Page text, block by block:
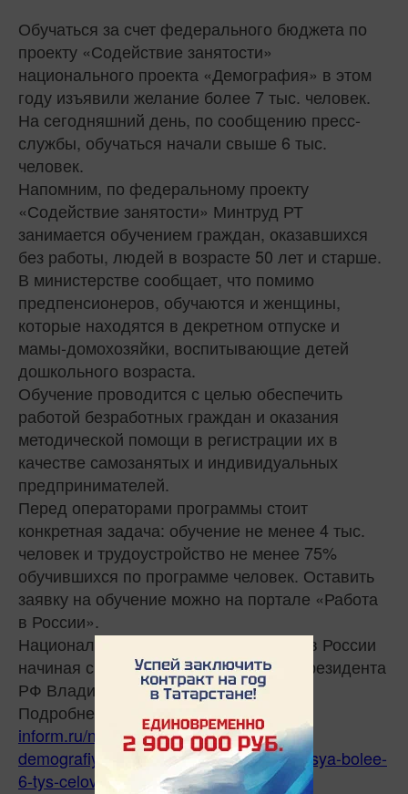
Обучаться за счет федерального бюджета по
проекту «Содействие занятости»
национального проекта «Демография» в этом
году изъявили желание более 7 тыс. человек.
На сегодняшний день, по сообщению пресс-
службы, обучаться начали свыше 6 тыс.
человек.
Напомним, по федеральному проекту
«Содействие занятости» Минтруд РТ
занимается обучением граждан, оказавшихся
без работы, людей в возрасте 50 лет и старше.
В министерстве сообщает, что помимо
предпенсионеров, обучаются и женщины,
которые находятся в декретном отпуске и
мамы-домохозяйки, воспитывающие детей
дошкольного возраста.
Обучение проводится с целью обеспечить
работой безработных граждан и оказания
методической помощи в регистрации их в
качестве самозанятых и индивидуальных
предпринимателей.
Перед операторами программы стоит
конкретная задача: обучение не менее 4 тыс.
человек и трудоустройство не менее 75%
обучившихся по программе человек. Оставить
заявку на обучение можно на портале «Работа
в России».
Национальные проекты реализуются в России
начиная с 2019 года по инициативе Президента
РФ Владимира Путина.
Подробнее:
https://www.tatar-
inform.ru/news/blagodarya-nacproektu-
demografiya-za-god-v-tatarstane-obucatsya-bolee-
6-tys-celovek-5846867